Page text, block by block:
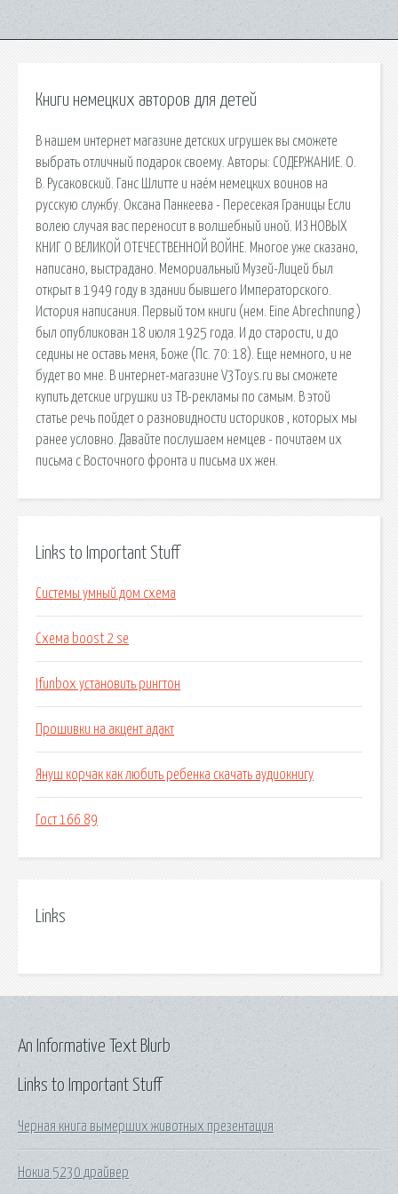
Книги немецких авторов для детей
В нашем интернет магазине детских игрушек вы сможете
выбрать отличный подарок своему. Авторы: СОДЕРЖАНИЕ. О.
В. Русаковский. Ганс Шлитте и наём немецких воинов на
русскую службу. Оксана Панкеева - Пересекая Границы Если
волею случая вас переносит в волшебный иной. ИЗ НОВЫХ
КНИГ О ВЕЛИКОЙ ОТЕЧЕСТВЕННОЙ ВОЙНЕ. Многое уже сказано,
написано, выстрадано. Мемориальный Музей-Лицей был
открыт в 1949 году в здании бывшего Императорского.
История написания. Первый том книги (нем. Eine Abrechnung )
был опубликован 18 июля 1925 года. И до старости, и до
седины не оставь меня, Боже (Пс. 70: 18). Еще немного, и не
будет во мне. В интернет-магазине V3Toys.ru вы сможете
купить детские игрушки из ТВ-рекламы по самым. В этой
статье речь пойдет о разновидности историков , которых мы
ранее условно. Давайте послушаем немцев - почитаем их
письма с Восточного фронта и письма их жен.
Links to Important Stuff
Системы умный дом схема
Схема boost 2 se
Ifunbox установить рингтон
Прошивки на акцент адакт
Януш корчак как любить ребенка скачать аудиокнигу
Гост 166 89
Links
Links to Important Stuff
Черная книга вымерших животных презентация
Нокиа 5230 драйвер
An Informative Text Blurb